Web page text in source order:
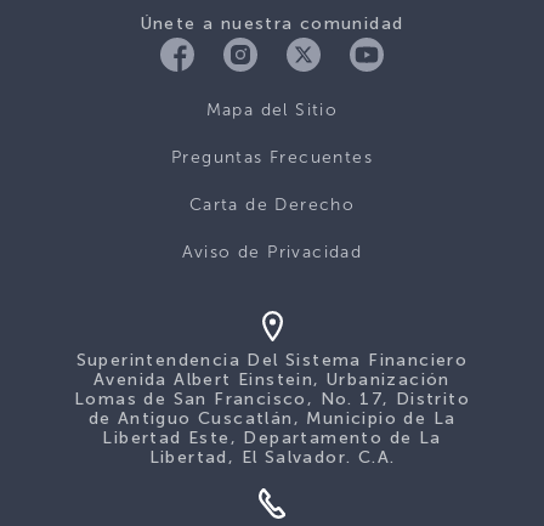
Únete a nuestra comunidad
Mapa del Sitio
Preguntas Frecuentes
Carta de Derecho
Aviso de Privacidad
Superintendencia Del Sistema Financiero
Avenida Albert Einstein, Urbanización
Lomas de San Francisco, No. 17, Distrito
de Antiguo Cuscatlán, Municipio de La
Libertad Este, Departamento de La
Libertad, El Salvador. C.A.